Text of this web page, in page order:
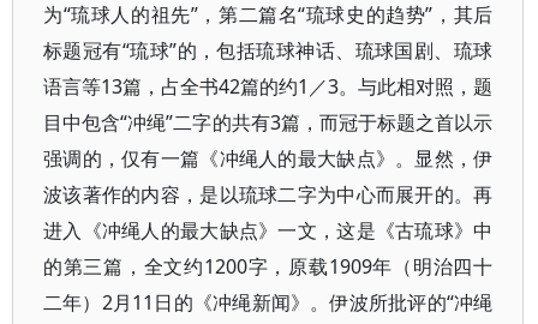
为“琉球人的祖先”，第二篇名“琉球史的趋势”，其后
标题冠有“琉球”的，包括琉球神话、琉球国剧、琉球
语言等13篇，占全书42篇的约1／3。与此相对照，题
目中包含“冲绳”二字的共有3篇，而冠于标题之首以示
强调的，仅有一篇《冲绳人的最大缺点》。显然，伊
波该著作的内容，是以琉球二字为中心而展开的。再
进入《冲绳人的最大缺点》一文，这是《古琉球》中
的第三篇，全文约1200字，原载1909年（明治四十
二年）2月11日的《冲绳新闻》。伊波所批评的“冲绳